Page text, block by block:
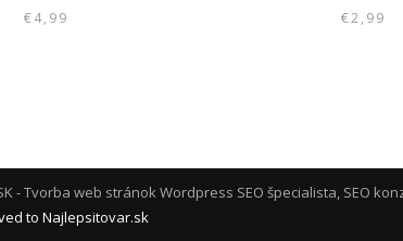
€4,99 €2,99
- Tvorba web stránok Wordpress SEO špecialista, SEO
to Najlepsitovar.sk